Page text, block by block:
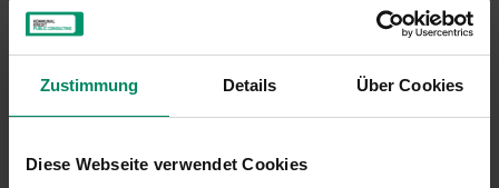
Zustimmung Details Über Cookies
Diese Webseite verwendet Cookies
Eine genaue und maßnahmenbezogene
Rechtliche Grundlagen finden Siehier.
Alle Formulare zur Antragstellung